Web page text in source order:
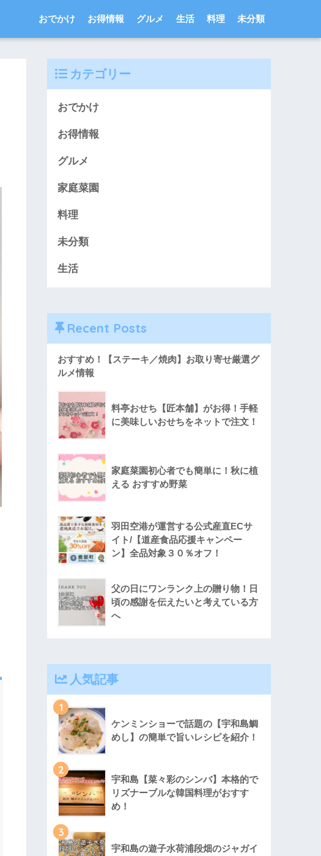
おでかけ お得情報 グルメ 生活 料理 未分類
カテゴリー
おでかけ
お得情報
グルメ
家庭菜園
料理
未分類
生活
Recent Posts
おすすめ！【ステーキ／焼肉】お取り寄せ厳選グ
ルメ情報
料亭おせち【匠本舗】がお得！手軽
に美味しいおせちをネットで注文！
家庭菜園初心者でも簡単に！秋に植
える おすすめ野菜
羽田空港が運営する公式産直ECサ
イト/【道産食品応援キャンペー
ン】全品対象３０％オフ！
父の日にワンランク上の贈り物！日
頃の感謝を伝えたいと考えている方
へ
人気記事
1
ケンミンショーで話題の【宇和島鯛
めし】の簡単で旨いレシピを紹介！
2
宇和島【菜々彩のシンバ】本格的で
リズナーブルな韓国料理がおすす
め！
3
宇和島の遊子水荷浦段畑のジャガイ